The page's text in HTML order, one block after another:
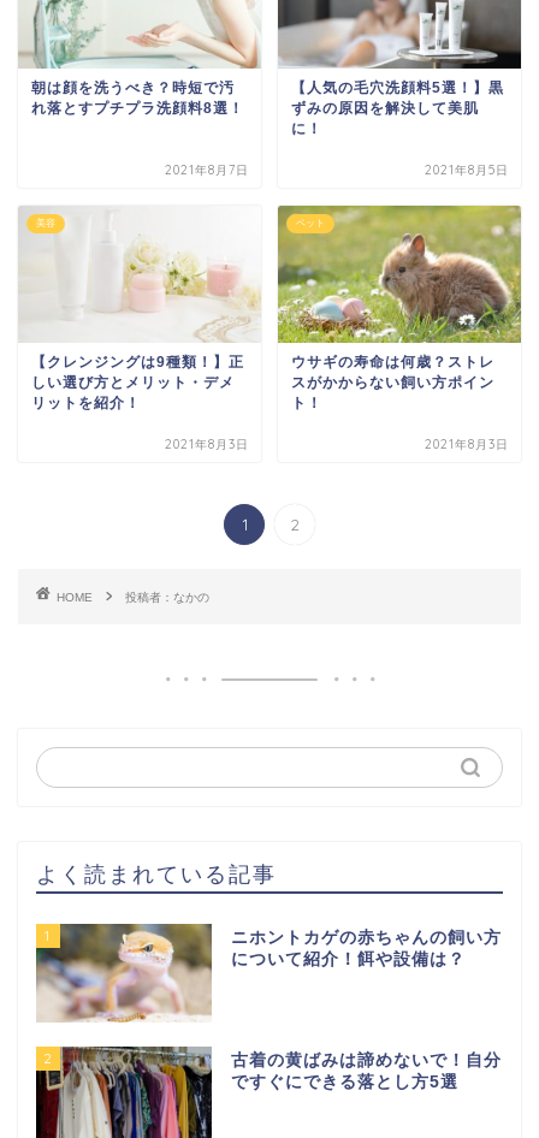
朝は顔を洗うべき？時短で汚
れ落とすプチプラ洗顔料8選！
2021年8月7日
【人気の毛穴洗顔料5選！】黒
ずみの原因を解決して美肌
に！
2021年8月5日
美容
【クレンジングは9種類！】正
しい選び方とメリット・デメ
リットを紹介！
2021年8月3日
ペット
ウサギの寿命は何歳？ストレ
スがかからない飼い方ポイン
ト！
2021年8月3日
1 2
HOME 投稿者：なかの
よく読まれている記事
1
ニホントカゲの赤ちゃんの飼い方
について紹介！餌や設備は？
2
古着の黄ばみは諦めないで！自分
ですぐにできる落とし方5選